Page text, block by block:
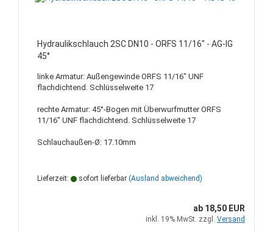
Hydraulikschlauch 2SC DN10 - ORFS 11/16" - AG-IG
45°
linke Armatur: Außengewinde ORFS 11/16" UNF
flachdichtend. Schlüsselweite 17
rechte Armatur: 45°-Bogen mit Überwurfmutter ORFS
11/16" UNF flachdichtend. Schlüsselweite 17
Schlauchaußen-Ø: 17.10mm
Lieferzeit: sofort lieferbar (Ausland abweichend)
ab 18,50 EUR
inkl. 19% MwSt. zzgl. Versand